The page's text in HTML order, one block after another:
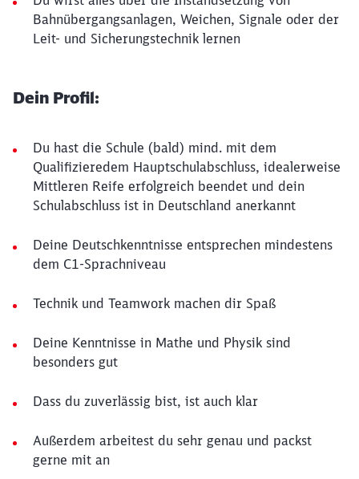
Bahnübergangsanlagen, Weichen, Signale oder der
Leit- und Sicherungstechnik lernen
Dein Profil:
Du hast die Schule (bald) mind. mit dem
Qualifizieredem Hauptschulabschluss, idealerweise
Mittleren Reife erfolgreich beendet und dein
Schulabschluss ist in Deutschland anerkannt
Deine Deutschkenntnisse entsprechen mindestens
dem C1-Sprachniveau
Technik und Teamwork machen dir Spaß
Deine Kenntnisse in Mathe und Physik sind
besonders gut
Dass du zuverlässig bist, ist auch klar
Außerdem arbeitest du sehr genau und packst
gerne mit an